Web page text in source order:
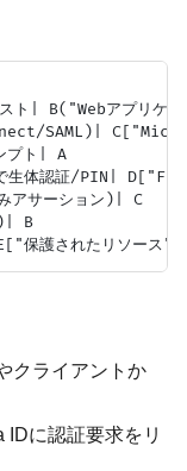
| B("Webアプリケー
SAML)|
プト| A
体認証/PIN|
サーション)| C
B
クライアントか
IDに認証要求をリ